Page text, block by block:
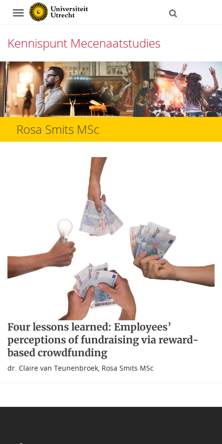
Navigation
Kennispunt Mecenaatstudies
Direct
naar
het
inhoud
Rosa Smits MSc
Four lessons learned: Employees’
perceptions of fundraising via reward-
based crowdfunding
dr. Claire van Teunenbroek, Rosa Smits MSc